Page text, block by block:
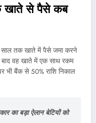
खाते से पैसे कब
साल तक खाते में पैसे जमा करने
बाद वह खाते में एक साथ रकम
भी बैंक से 50% राशि निकाल
का बड़ा ऐलान बेटियों को